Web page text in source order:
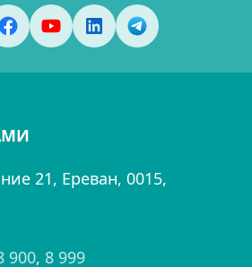
21, Ереван, 0015,
900, 8 999